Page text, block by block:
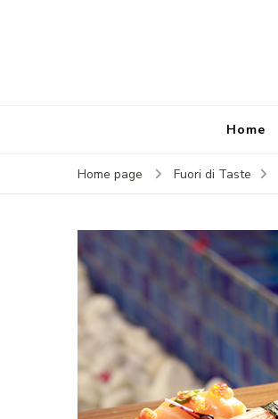
Home
Home page Fuori di Taste